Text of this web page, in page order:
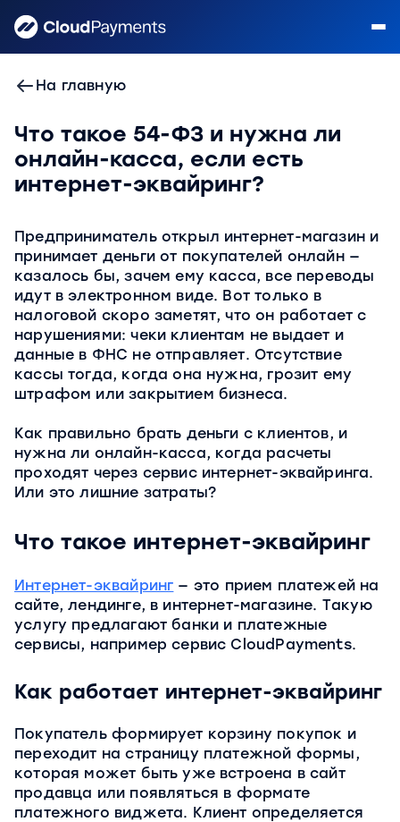
На главную
Что такое 54-ФЗ и нужна ли
онлайн-касса, если есть
интернет-эквайринг?
Предприниматель открыл интернет-магазин и
принимает деньги от покупателей онлайн —
казалось бы, зачем ему касса, все переводы
идут в электронном виде. Вот только в
налоговой скоро заметят, что он работает с
нарушениями: чеки клиентам не выдает и
данные в ФНС не отправляет. Отсутствие
кассы тогда, когда она нужна, грозит ему
штрафом или закрытием бизнеса.
Как правильно брать деньги с клиентов, и
нужна ли онлайн-касса, когда расчеты
проходят через сервис интернет-эквайринга.
Или это лишние затраты?
Что такое интернет-эквайринг
Интернет-эквайринг — это прием платежей на
сайте, лендинге, в интернет-магазине. Такую
услугу предлагают банки и платежные
сервисы, например сервис CloudPayments.
Как работает интернет-эквайринг
Покупатель формирует корзину покупок и
переходит на страницу платежной формы,
которая может быть уже встроена в сайт
продавца или появляться в формате
платежного виджета. Клиент определяется